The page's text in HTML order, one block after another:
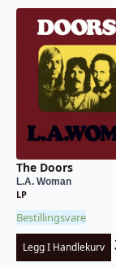
The Doors
L.A. Woman
LP
Bestillingsvare
Legg I Handlekurv